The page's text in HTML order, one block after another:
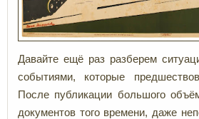
Давайте ещё раз разберем
событиями, которые
После публикации большого
документов того времени, даже